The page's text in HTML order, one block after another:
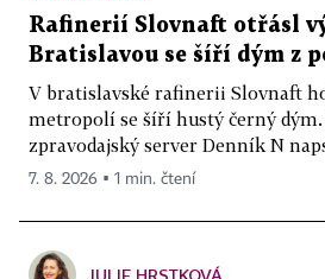
Rafinerií Slovnaft otřásl
Bratislavou se šíří dým z
V bratislavské rafinerii Slovnaft
metropolí se šíří hustý černý dým.
zpravodajský server Denník N
7. 8. 2026 ▪ 1 min. čtení
JULIE HRSTKOVÁ